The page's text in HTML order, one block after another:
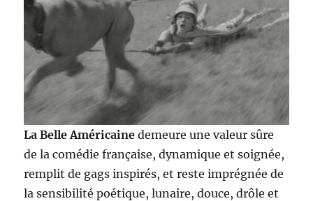
La Belle Américaine demeure une valeur sûre
de la comédie française, dynamique et soignée,
remplit de gags inspirés, et reste imprégnée de
la sensibilité poétique, lunaire, douce, drôle et